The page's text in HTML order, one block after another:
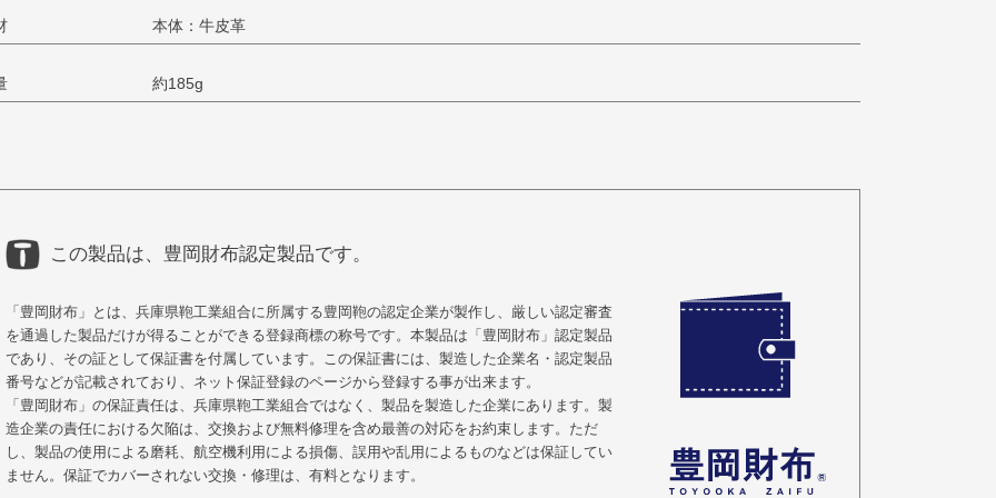
本体：牛皮革
約185g
この製品は、豊岡財布認定製品です。
「豊岡財布」とは、兵庫県鞄工業組合に所属する豊岡鞄の認定企業が製作し、厳しい認定審査
を通過した製品だけが得ることができる登録商標の称号です。本製品は「豊岡財布」認定製品
であり、その証として保証書を付属しています。この保証書には、製造した企業名・認定製品
番号などが記載されており、ネット保証登録のページから登録する事が出来ます。
「豊岡財布」の保証責任は、兵庫県鞄工業組合ではなく、製品を製造した企業にあります。製
造企業の責任における欠陥は、交換および無料修理を含め最善の対応をお約束します。ただ
し、製品の使用による磨耗、航空機利用による損傷、誤用や乱用によるものなどは保証してい
ません。保証でカバーされない交換・修理は、有料となります。